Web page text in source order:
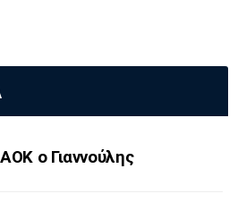
ο Γιαννούλης